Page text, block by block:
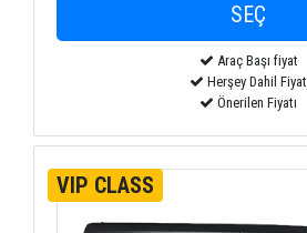
Araç Başı fiyat
Herşey Dahil Fiyat
Önerilen Fiyatı
VIP CLASS